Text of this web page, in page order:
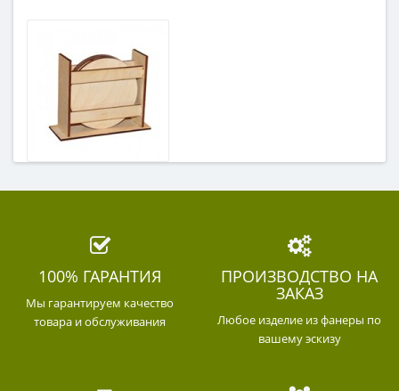
100% ГАРАНТИЯ
Мы гарантируем качество
товара и обслуживания
ПРОИЗВОДСТВО НА
ЗАКАЗ
Любое изделие из фанеры по
вашему эскизу